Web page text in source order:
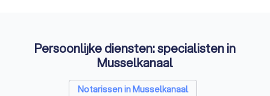
Persoonlijke diensten: specialisten in
Musselkanaal
Notarissen in Musselkanaal